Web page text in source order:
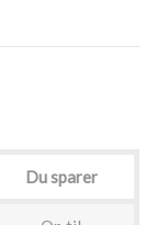
Du sparer